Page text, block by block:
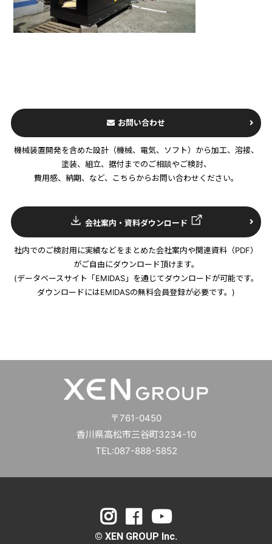
お問い合わせ
機械装置開発を含めた設計（機械、電気、ソフト）から加工、溶接、
塗装、組立、据付までのご相談やご検討、
費用感、納期、など、こちらからお問い合わせください。
会社案内・資料ダウンロード
社内でのご検討用に実績などをまとめた会社案内や関連資料（PDF）
がご自由にダウンロード頂けます。
(データベースサイト「EMIDAS」を通じてダウンロードが可能です。
ダウンロードにはEMIDASの無料会員登録が必要です。)
〒761-0450
香川県高松市三谷町3234-10
TEL:087-888-5852
© XEN GROUP Inc.